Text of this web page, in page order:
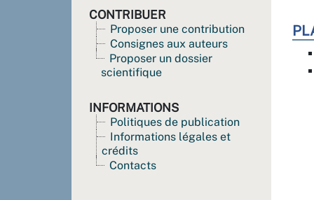
CONTRIBUER
Proposer une contribution
Consignes aux auteurs
Proposer un dossier
scientifique
INFORMATIONS
Politiques de publication
Informations légales et
crédits
Contacts